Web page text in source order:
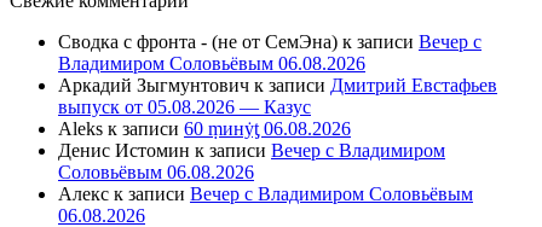
Сводка с фронта - (не от СемЭна) к записи Вечер с
Владимиром Соловьёвым 06.08.2026
Аркадий Зыгмунтович к записи Дмитрий Евстафьев
выпуск от 05.08.2026 — Казус
Aleks к записи 60 ṃинẏƫ 06.08.2026
Денис Истомин к записи Вечер с Владимиром
Соловьёвым 06.08.2026
Алекс к записи Вечер с Владимиром Соловьёвым
06.08.2026